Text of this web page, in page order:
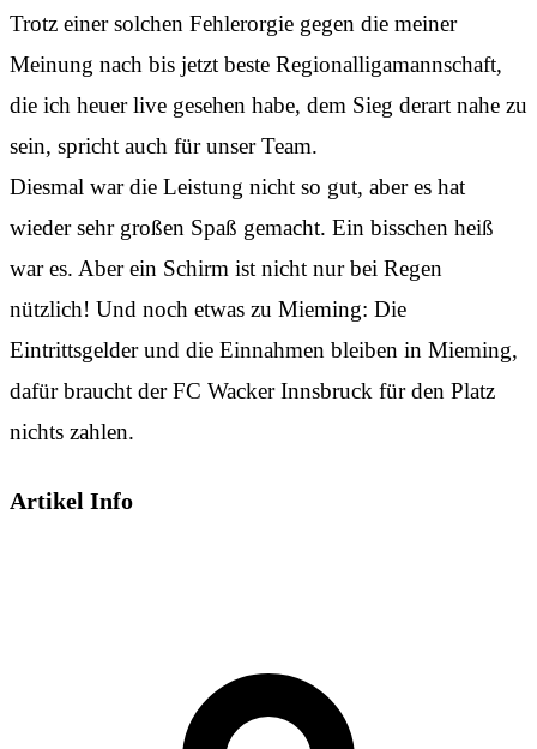
Trotz einer solchen Fehlerorgie gegen die meiner
Meinung nach bis jetzt beste Regionalligamannschaft,
die ich heuer live gesehen habe, dem Sieg derart nahe zu
sein, spricht auch für unser Team.
Diesmal war die Leistung nicht so gut, aber es hat
wieder sehr großen Spaß gemacht. Ein bisschen heiß
war es. Aber ein Schirm ist nicht nur bei Regen
nützlich! Und noch etwas zu Mieming: Die
Eintrittsgelder und die Einnahmen bleiben in Mieming,
dafür braucht der FC Wacker Innsbruck für den Platz
nichts zahlen.
Artikel Info